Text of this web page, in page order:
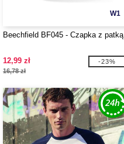
W1
Beechfield BF045 - Czapka z patką
12,99 zł
16,78 zł
-23%